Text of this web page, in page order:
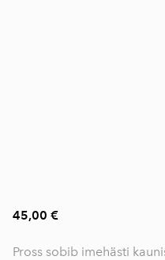
45,00 €
Pross sobib imehästi